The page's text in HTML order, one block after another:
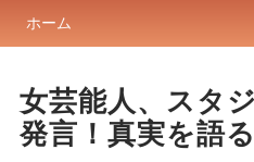
ホーム
女芸能人、スタ
発言！真実を語